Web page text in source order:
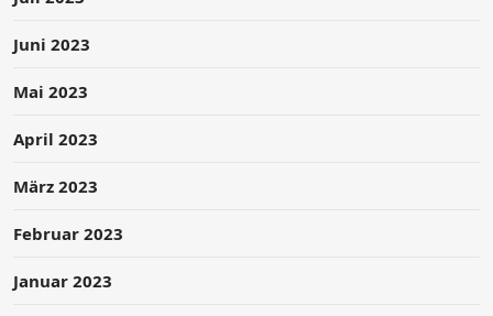
Juni 2023
Mai 2023
April 2023
März 2023
Februar 2023
Januar 2023